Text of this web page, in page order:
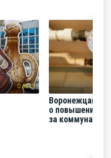
5812
Воронежцам
о повышении
за